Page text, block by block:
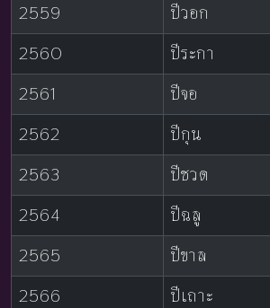
2559
ปีวอก
2560
ปีระกา
2561
ปีจอ
2562
ปีกุน
2563
ปีชวด
2564
ปีฉลู
2565
ปีขาล
2566
ปีเถาะ